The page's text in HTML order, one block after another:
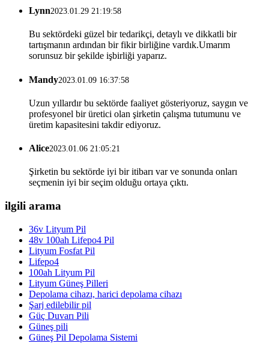
Lynn2023.01.29 21:19:58
Bu sektördeki güzel bir tedarikçi, detaylı ve dikkatli bir
tartışmanın ardından bir fikir birliğine vardık.Umarım
sorunsuz bir şekilde işbirliği yaparız.
Mandy2023.01.09 16:37:58
Uzun yıllardır bu sektörde faaliyet gösteriyoruz, saygın ve
profesyonel bir üretici olan şirketin çalışma tutumunu ve
üretim kapasitesini takdir ediyoruz.
Alice2023.01.06 21:05:21
Şirketin bu sektörde iyi bir itibarı var ve sonunda onları
seçmenin iyi bir seçim olduğu ortaya çıktı.
ilgili arama
36v Lityum Pil
48v 100ah Lifepo4 Pil
Lityum Fosfat Pil
Lifepo4
100ah Lityum Pil
Lityum Güneş Pilleri
Depolama cihazı, harici depolama cihazı
Şarj edilebilir pil
Güç Duvarı Pili
Güneş pili
Güneş Pil Depolama Sistemi